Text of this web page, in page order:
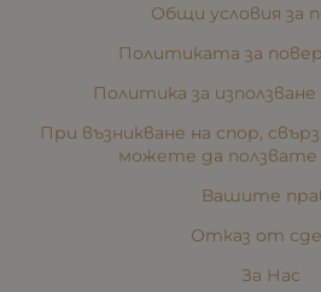
Общи условия за
Политиката за
Политика за
При възникване на спор,
можете да
Вашите
Отказ от
За Нас